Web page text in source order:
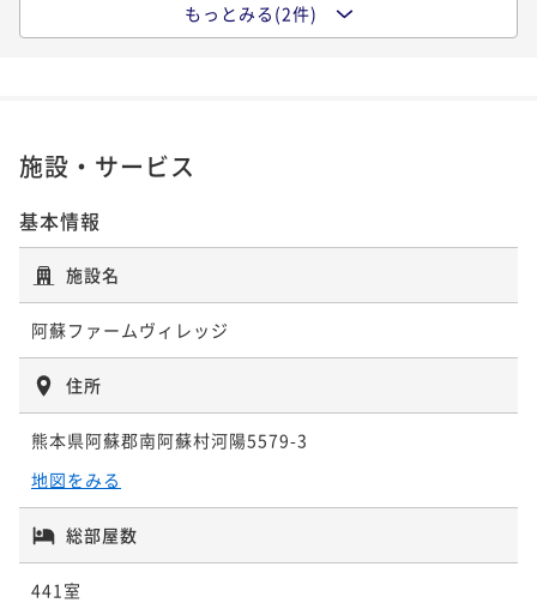
【夏休み特別企画】元気の森×ふれあい動物王国×2食
【リゾートシリーズ】阿蘇の大自然で過ごす健康リゾ
二食付き 現地決済可 事前決済可
¥ 45,600 ~
もっとみる(2件)
施設・サービス
基本情報
施設名
阿蘇ファームヴィレッジ
住所
熊本県阿蘇郡南阿蘇村河陽5579-3
地図をみる
総部屋数
441室